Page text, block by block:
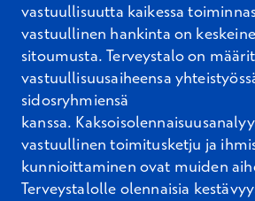
vastuullisuutta kaikessa
vastuullinen hankinta on
sitoumusta. Terveystalo on
vastuullisuusaiheensa
sidosryhmiensä
kanssa.
vastuullinen toimitusketju ja
kunnioittaminen ovat muiden
Terveystalolle olennaisia